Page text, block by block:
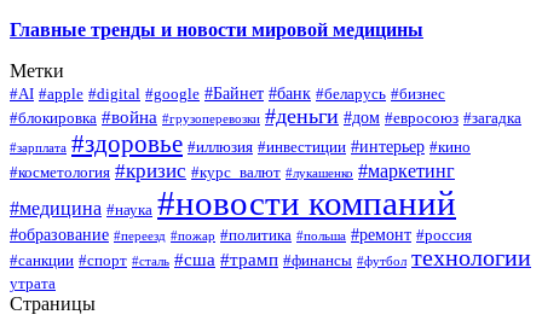
Главные тренды и новости мировой медицины
Метки
#AI #apple #digital #google #Байнет #банк #беларусь #бизнес
#блокировка #война #грузоперевозки #деньги #дом #евросоюз #загадка
#зарплата #здоровье #иллюзия #инвестиции #интерьер #кино
#косметология #кризис #курс_валют #лукашенко #маркетинг
#медицина #наука #новости компаний
#образование #переезд #пожар #политика #польша #ремонт #россия
#санкции #спорт #сталь #сша #трамп #финансы #футбол технологии
утрата
Страницы